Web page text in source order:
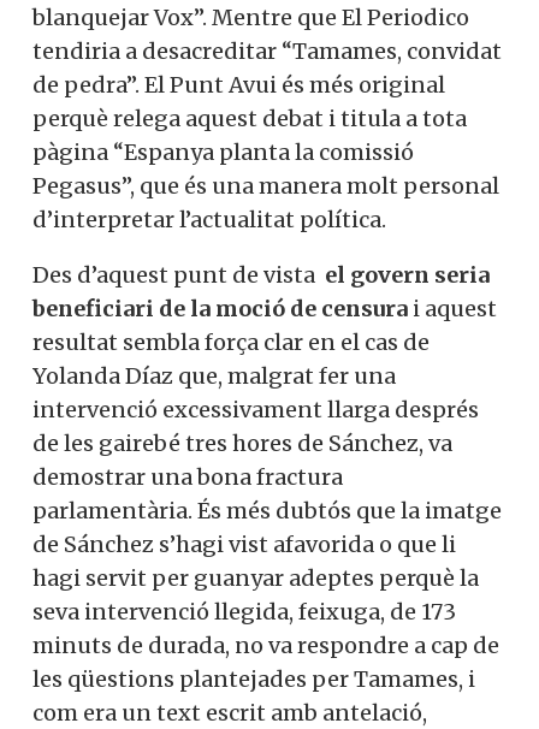
blanquejar Vox”. Mentre que El Periodico
tendiria a desacreditar “Tamames, convidat
de pedra”. El Punt Avui és més original
perquè relega aquest debat i titula a tota
pàgina “Espanya planta la comissió
Pegasus”, que és una manera molt personal
d’interpretar l’actualitat política.
Des d’aquest punt de vista el govern seria
beneficiari de la moció de censura i aquest
resultat sembla força clar en el cas de
Yolanda Díaz que, malgrat fer una
intervenció excessivament llarga després
de les gairebé tres hores de Sánchez, va
demostrar una bona fractura
parlamentària. És més dubtós que la imatge
de Sánchez s’hagi vist afavorida o que li
hagi servit per guanyar adeptes perquè la
seva intervenció llegida, feixuga, de 173
minuts de durada, no va respondre a cap de
les qüestions plantejades per Tamames, i
com era un text escrit amb antelació,